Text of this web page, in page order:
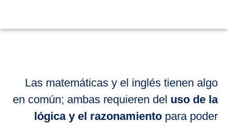
Las matemáticas y el inglés tienen algo
en común; ambas requieren del uso de la
lógica y el razonamiento para poder